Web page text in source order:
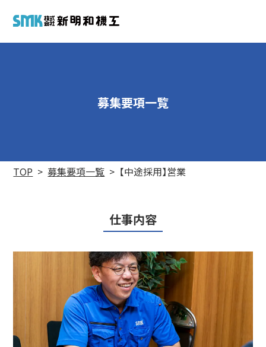
募集要項一覧
TOP 募集要項一覧 【中途採用】営業
仕事内容